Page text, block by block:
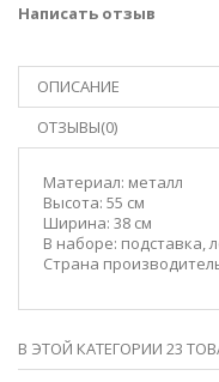
Написать отзыв
ОПИСАНИЕ
ОТЗЫВЫ(0)
Материал: металл
Высота: 55 см
Ширина: 38 см
В наборе: подставка,
Страна
В ЭТОЙ КАТЕГОРИИ 23